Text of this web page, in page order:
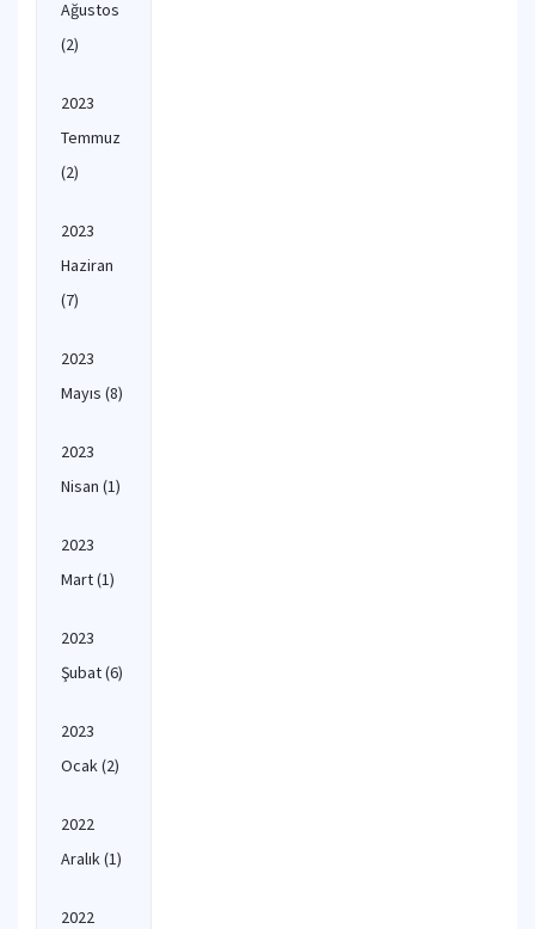
Ağustos
(2)
2023
Temmuz
(2)
2023
Haziran
(7)
2023
Mayıs (8)
2023
Nisan (1)
2023
Mart(1)
2023
Şubat(6)
2023
Ocak(2)
2022
Aralık(1)
2022